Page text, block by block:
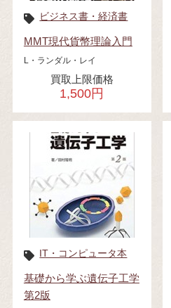
ビジネス書・経済書
MMT現代貨幣理論入門
L・ランダル・レイ
買取上限価格
1,500円
IT・コンピュータ本
基礎から学ぶ遺伝子工学
第2版